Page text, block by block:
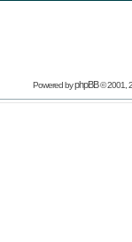
Powered byphpBB© 2001,